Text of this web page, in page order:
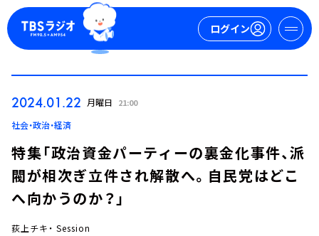
ログイン
2024.01.22 月曜日 21:00
社会・政治・経済
特集「政治資金パーティーの裏金化事件、派
閥が相次ぎ立件され解散へ。自民党はどこ
へ向かうのか？」
荻上チキ・ Session